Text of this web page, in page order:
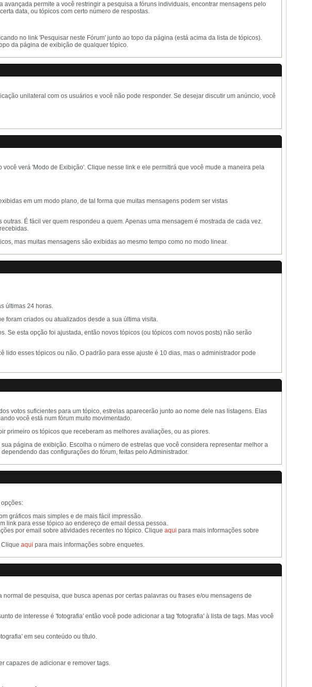
permite a você restringir a pesquisa a fóruns individuais, encontrar mensagens pelo
data, ou tópicos com certo número de respostas.
no link 'Pesquisar neste Fórum' junto ao topo da página (está acima da lista de tópicos).
da página de exibição de qualquer tópico.
unilateral com os usuários e você não pode responder. Se desejar discutir um anúncio, você
verá 'Modo de Exibição'. Clique nesse link e ele permitirá que você mude a maneira pela
em um modo plano, de tal forma que muitas mensagens podem ser vistas
É fácil ver quem respondeu a quem. Apenas uma mensagem é mostrada de cada vez.
mas muitas mensagens são exibidas ao mesmo tempo como no modo linear.
últimas 24 horas.
foram criados ou atualizados desde a sua última visita.
Se esta opção foi ajustada, então novos tópicos (ou tópicos com novos posts) não serão
esses tópicos ou não. O padrão para esse ajuste é 10 dias, mas o administrador pode
votos suficientes para um tópico, estrelas aparecerão junto ao nome dele nas listagens. Elas
você está num fórum muito movimentado.
primeiro os tópicos que receberam as melhores avaliações, ou as piores.
página de exibição. Escolha o número de estrelas que você considera representar melhor a
das configurações do fórum, feitas pelo Administrador.
gráficos mais simples e de mais fácil impressão.
link para esse tópico ao endereço de email dessa pessoa.
por email sobre atividades recentes no tópico. Clique aqui para mais informações sobre
aqui para mais informações sobre enquetes.
de pesquisa, que busca apenas por certas palavras ou frases e/ou mensagens de
de interesse é 'fotografia' então você pode adicionar a tag 'fotografia' à lista de tags. Mas você
em seu conteúdo ou título.
capazes de adicionar e remover tags.